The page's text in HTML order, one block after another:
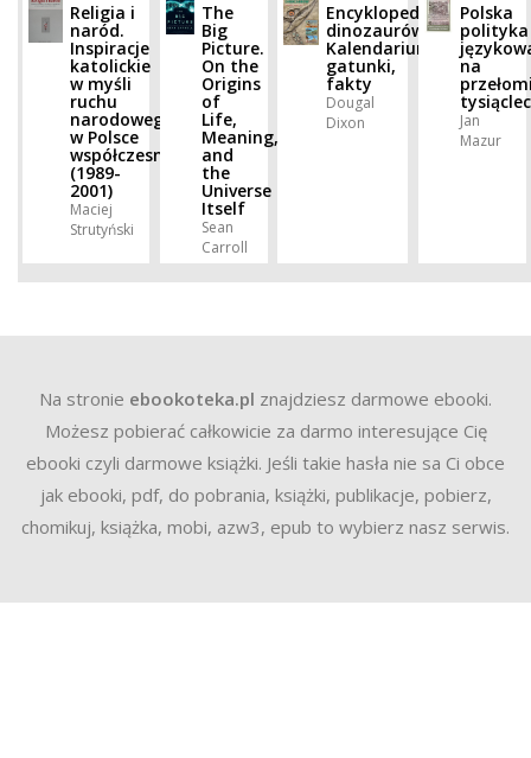
Religia i
naród.
Inspiracje
katolickie
w myśli
ruchu
narodowego
w Polsce
współczesnej
(1989-
2001)
Maciej
Strutyński
The
Big
Picture.
On the
Origins
of
Life,
Meaning,
and
the
Universe
Itself
Sean
Carroll
Encyklopedia
dinozaurów.
Kalendarium,
gatunki,
fakty
Dougal
Dixon
Polska
polityka
na
Jan
Mazur
Na stronie ebookoteka.pl znajdziesz darmowe ebooki.
Możesz pobierać całkowicie za darmo interesujące Cię
ebooki czyli darmowe książki. Jeśli takie hasła nie sa Ci obce
jak ebooki, pdf, do pobrania, książki, publikacje, pobierz,
chomikuj, książka, mobi, azw3, epub to wybierz nasz serwis.